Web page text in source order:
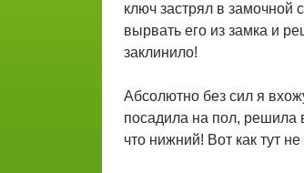
ключ застрял в замочной
вырвать его из замка и
заклинило!
Абсолютно без сил я
посадила на пол, решила
что нижний! Вот как тут